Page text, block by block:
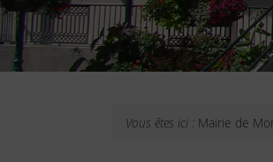
Vous êtes ici : Mairie de